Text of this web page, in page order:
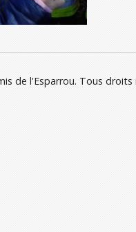
de l'Esparrou. Tous droits